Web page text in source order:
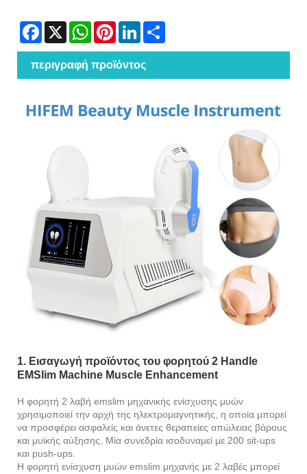
Facebook
X WhatsAppPinterestLinkedIn
περιγραφή προϊόντος
1. Εισαγωγή προϊόντος του φορητού 2 Handle
EMSlim Machine Muscle Enhancement
Η φορητή 2 λαβή emslim μηχανικής ενίσχυσης μυών
χρησιμοποιεί την αρχή της ηλεκτρομαγνητικής, η οποία μπορεί
να προσφέρει ασφαλείς και άνετες θεραπείες απώλειας βάρους
και μυϊκής αύξησης. Μία συνεδρία ισοδυναμεί με 200 sit-ups
και push-ups.
Η φορητή ενίσχυση μυών emslim μηχανής με 2 λαβές μπορεί